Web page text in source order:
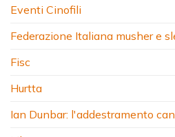
Eventi Cinofili
Federazione Italiana musher e
Fisc
Hurtta
Ian Dunbar: l'addestramento